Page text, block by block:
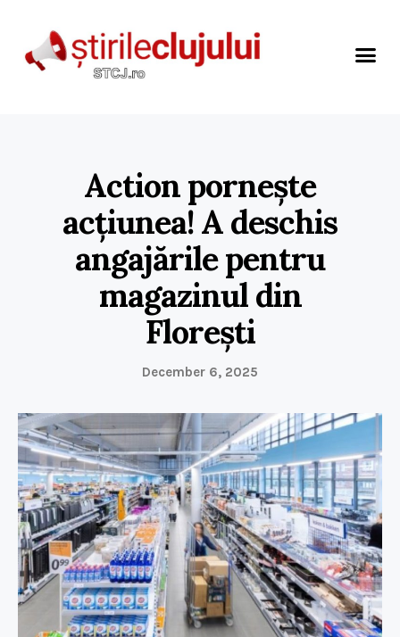
Action pornește
acțiunea! A deschis
angajările pentru
magazinul din
Florești
December 6, 2025